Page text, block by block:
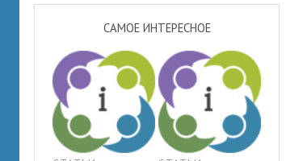
САМОЕ ИНТЕРЕСНОЕ